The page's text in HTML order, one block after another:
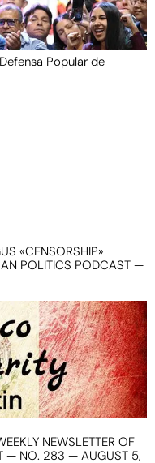
Popular de
«CENSORSHIP»
POLITICS PODCAST —
NEWSLETTER OF
— NO. 283 — AUGUST 5,